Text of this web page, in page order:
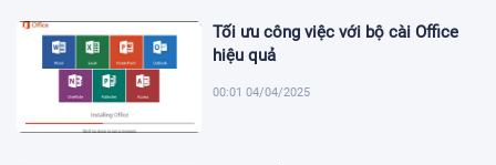
Tối ưu công việc với bộ cài Office
hiệu quả
00:01 04/04/2025